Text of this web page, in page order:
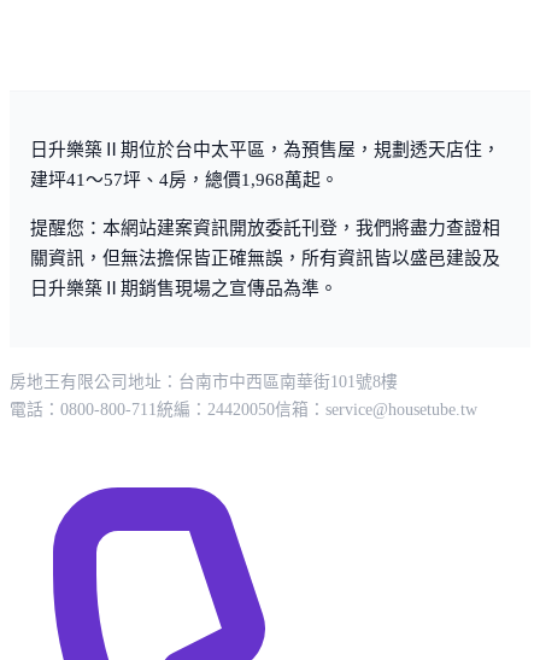
日升樂築Ⅱ期位於台中太平區，為預售屋，規劃透天店住，
建坪41～57坪、4房，總價1,968萬起。
提醒您：本網站建案資訊開放委託刊登，我們將盡力查證相
關資訊，但無法擔保皆正確無誤，所有資訊皆以盛邑建設及
日升樂築Ⅱ期銷售現場之宣傳品為準。
房地王有限公司 地址：台南市中西區南華街101號8樓
電話：0800-800-711統編：24420050信箱： service@housetube.tw